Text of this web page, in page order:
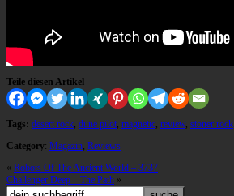
Teile diesen Artikel
Tags: desert rock, dune pilot, magnetic, review, stoner rock
Category: Magazin, Reviews
« Robots Of The Ancient World – 3737
Challenger Deep – The Path »